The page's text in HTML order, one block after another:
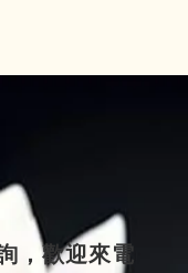
，歡迎來電